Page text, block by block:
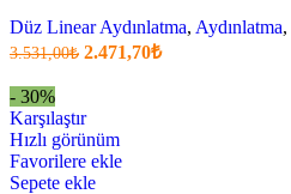
Düz Linear Aydınlatma, Aydınlatma,
3.531,00₺ Orijinal
2.471,70₺Şu
- 30%
Karşılaştır
Hızlı görünüm
Favorilere ekle
Sepete ekle